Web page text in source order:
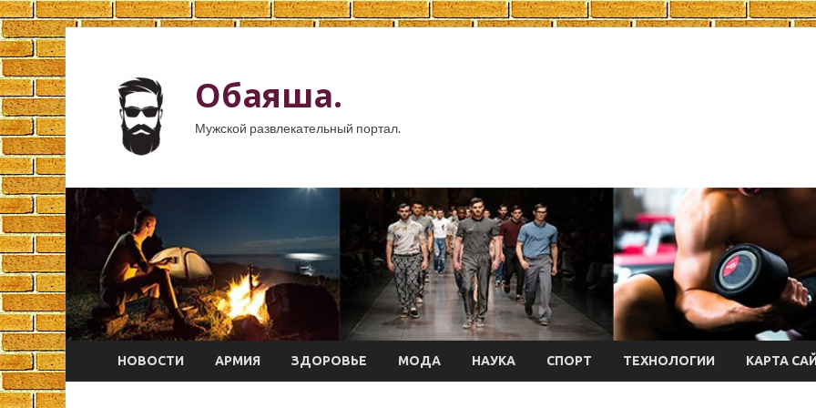
Обаяша.
Мужской развлекательный портал.
НОВОСТИ АРМИЯ ЗДОРОВЬЕ МОДА НАУКА СПОРТ ТЕХНОЛОГИИ КАРТА